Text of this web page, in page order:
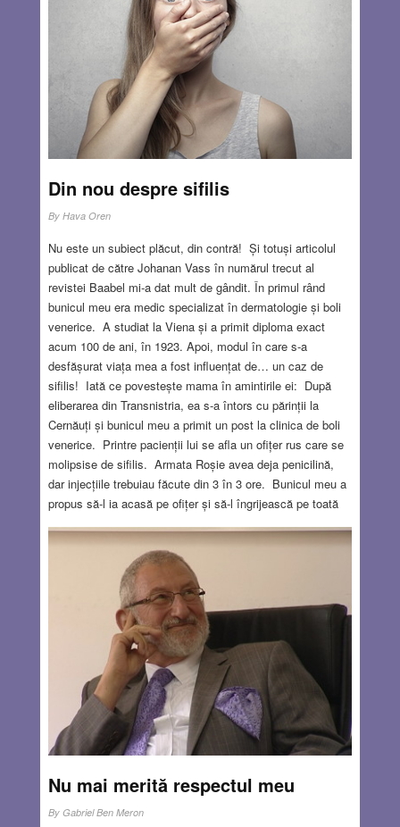
Din nou despre sifilis
By Hava Oren
Nu este un subiect plăcut, din contră! Și totuși articolul
publicat de către Johanan Vass în numărul trecut al
revistei Baabel mi-a dat mult de gândit. În primul rând
bunicul meu era medic specializat în dermatologie și boli
venerice. A studiat la Viena și a primit diploma exact
acum 100 de ani, în 1923. Apoi, modul în care s-a
desfășurat viața mea a fost influențat de… un caz de
sifilis! Iată ce povestește mama în amintirile ei: După
eliberarea din Transnistria, ea s-a întors cu părinții la
Cernăuți și bunicul meu a primit un post la clinica de boli
venerice. Printre pacienții lui se afla un ofițer rus care se
molipsise de sifilis. Armata Roșie avea deja penicilină,
dar injecțiile trebuiau făcute din 3 în 3 ore. Bunicul meu a
propus să-l ia acasă pe ofițer și să-l îngrijească pe toată
durata tratamentului. Ofițerul a acceptat, iar la sfârșit… a
cerut mâna mamei mele! Bunicul nu îndrăznea să-l
refuze, așa că i-a cerut un „timp de gândire”. A doua zi și-
au făcut bagajele și s-au „repatriat” în România – norocul
lor, pentru că în ziua următoare, granița s-a închis. Deci îi
sunt recunoscătoare ofițerului rus că m-am născut în
România! Dar de fapt nu despre asta voiam să scriu, ci
despre originea bolii, un subiect foarte controversat care
nu a fost complet elucidat nici până astăzi.
Read more…
MAY 4, 2023 10 COMMENTS
Nu mai merită respectul meu
By Gabriel Ben Meron